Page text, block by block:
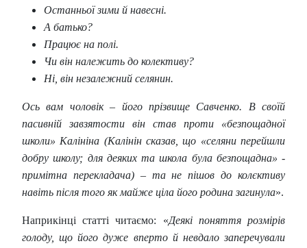
Останньої зими й навесні.
А батько?
Працює на полі.
Чи він належить до колективу?
Ні, він незалежний селянин.
Ось вам чоловік – його прізвище Савченко. В своїй
пасивній завзятости він став проти «безпощадної
школи» Калініна (Калінін сказав, що «селяни перейшли
добру школу; для деяких та школа була безпощадна» -
примітна перекладача) – та не пішов до колєктиву
навіть після того як майже ціла його родина загинула».
Наприкінці статті читаємо: «Деякі поняття розмірів
голоду, що його дуже вперто й невдало заперечували